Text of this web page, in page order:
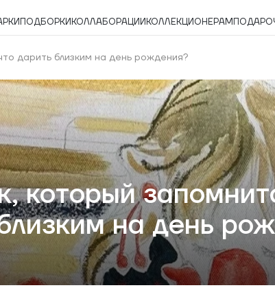
ПОДБОРКИ КОЛЛАБОРАЦИИ КОЛЛЕКЦИОНЕРАМ
дарить близким на день рождения?
который
на день